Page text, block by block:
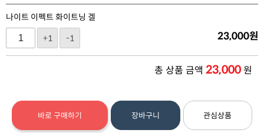
나이트 이펙트 화이트닝 겔
+1
-1 23,000원
총 상품 금액 23,000원
바로 구매하기 장바구니 관심상품